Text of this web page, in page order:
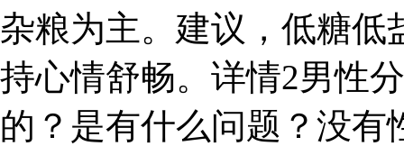
杂粮为主。建议，低糖
持心情舒畅。详情2男性
的？是有什么问题？没